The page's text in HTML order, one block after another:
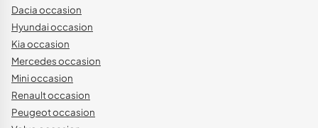
Dacia occasion
Hyundai occasion
Kia occasion
Mercedes occasion
Mini occasion
Renault occasion
Peugeot occasion